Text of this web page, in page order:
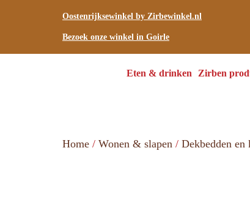
Oostenrijksewinkel by Zirbewinkel.nl
Bezoek onze winkel in Goirle
Eten & drinken Zirben
Home / Wonen & slapen / Dekbedden en